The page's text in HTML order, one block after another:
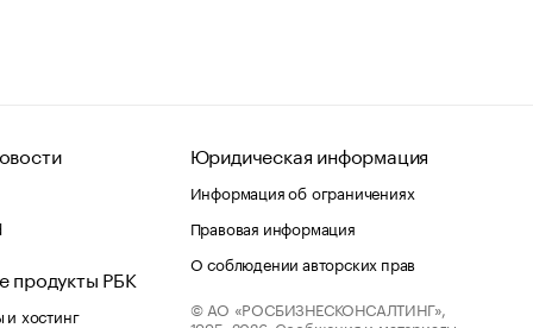
продукты РБК
хостинг
Юридическая информация
Информация об ограничениях
Правовая информация
О соблюдении авторских прав
© АО «РОСБИЗНЕСКОНСАЛТИНГ»,